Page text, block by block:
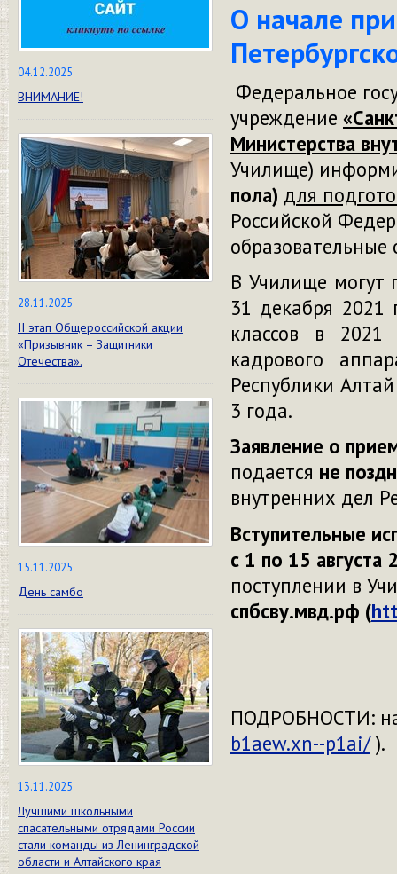
04.12.2025
ВНИМАНИЕ!
28.11.2025
II этап Общероссийской акции
«Призывник – Защитники
Отечества».
15.11.2025
День самбо
13.11.2025
Лучшими школьными
спасательными отрядами России
стали команды из Ленинградской
области и Алтайского края
О начале
Федеральное
учреждение
Министерства
Училище)
пола) для
Российской
В Училище могут
31 декабря 2021
классов в
кадрового
Республики
3 года.
Заявление о
подается не
внутренних дел
Вступительные
с 1 по 15 августа
поступлении в
спбсву.мвд.рф (
ПОДРОБНОСТИ: на
b1aew.xn--p1ai/).